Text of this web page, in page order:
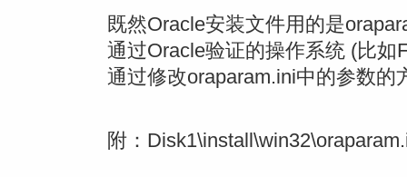
既然Oracle安装文件用的是
通过Oracle验证的操作系统 (比如
通过修改oraparam.ini中的参数的
附：